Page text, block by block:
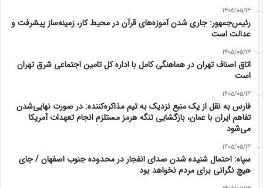
1405/05/14
رئیس‌جمهور: جاری شدن آموزه‌های قرآن در محیط کار، زمینه‌ساز پیشرفت و
عدالت است
1405/05/14
اتاق اصناف تهران در هماهنگی کامل با اداره کل تامین اجتماعی شرق تهران
است
1405/05/14
فارس به نقل از یک منبع نزدیک به تیم مذاکره‌کننده: در صورت نهایی‌شدن
تفاهم ایران با عمان، بازگشایی تنگه هرمز مستلزم انجام تعهدات آمریکا
می‌شود
1405/05/14
سپاه: احتمال شنیده شدن صدای انفجار در محدوده جنوب اصفهان / جای
هیچ نگرانی برای مردم نخواهد بود